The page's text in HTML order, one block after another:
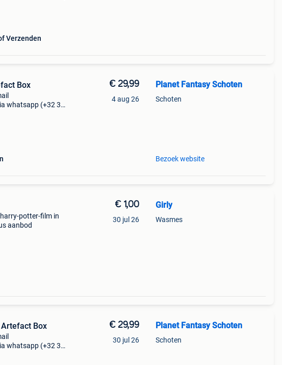
Verzenden
Box
whatsapp (+32 3
€ 29,99
4 aug 26
Planet Fantasy Schoten
Schoten
Bezoek website
potter-film in
aanbod
€ 1,00
30 jul 26
Girly
Wasmes
Box
whatsapp (+32 3
€ 29,99
30 jul 26
Planet Fantasy Schoten
Schoten